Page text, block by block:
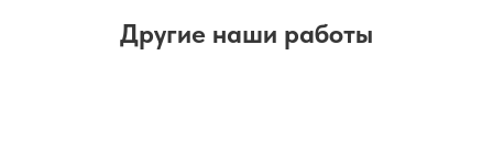
Другие наши работы